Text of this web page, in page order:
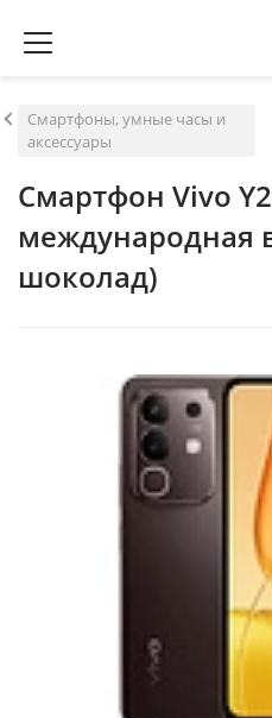
Смартфоны, умные часы и
аксессуары
Смартфон Vivo
международная
шоколад)